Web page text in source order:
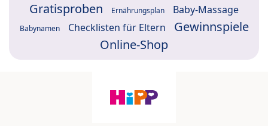
Gratisproben Ernährungsplan Baby-Massage
Babynamen Checklisten für Eltern
Gewinnspiele
Online-Shop